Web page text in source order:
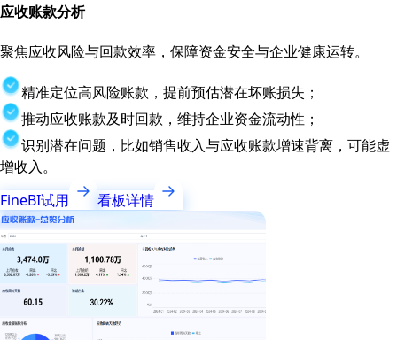
应收账款分析
聚焦应收风险与回款效率，保障资金安全与企业健康运转。
精准定位高风险账款，提前预估潜在坏账损失；
推动应收账款及时回款，维持企业资金流动性；
识别潜在问题，比如销售收入与应收账款增速背离，可能虚
增收入。
FineBI试用
看板详情